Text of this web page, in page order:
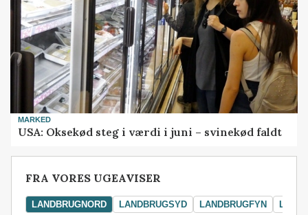
MARKED
USA: Oksekød steg i værdi i juni – svinekød faldt
FRA VORES UGEAVISER
LANDBRUGNORD LANDBRUGSYD LANDBRUGFYN